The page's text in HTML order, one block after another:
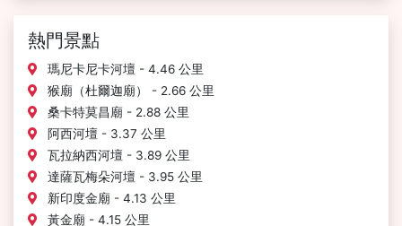
熱門景點
瑪尼卡尼卡河壇 - 4.46 公里
猴廟（杜爾迦廟） - 2.66 公里
桑卡特莫昌廟 - 2.88 公里
阿西河壇 - 3.37 公里
瓦拉納西河壇 - 3.89 公里
達薩瓦梅朵河壇 - 3.95 公里
新印度金廟 - 4.13 公里
黃金廟 - 4.15 公里